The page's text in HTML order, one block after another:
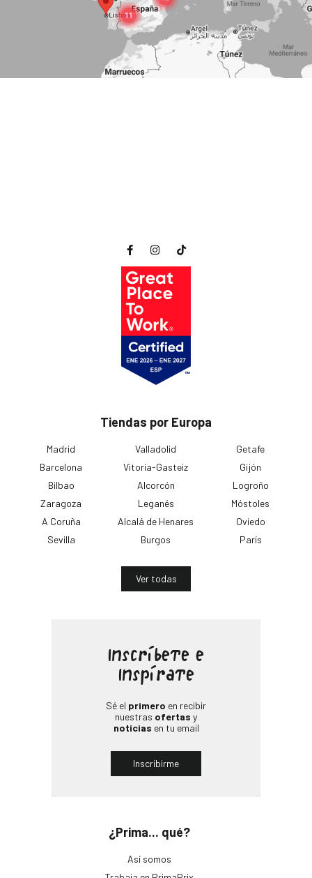
Tiendas por Europa
Madrid
Barcelona
Bilbao
Zaragoza
A Coruña
Sevilla
Valladolid
Vitoria-Gasteiz
Alcorcón
Leganés
Alcalá de Henares
Burgos
Getafe
Gijón
Logroño
Móstoles
Oviedo
París
Ver todas
¿Prima... qué?
Así somos
Inscríbete e
Inspírate
Sé el primero en recibir
nuestras ofertas y
noticias en tu email
Inscribirme